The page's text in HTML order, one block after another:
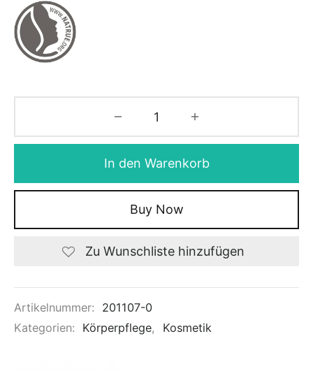
In den Warenkorb
Buy Now
Zu Wunschliste hinzufügen
Artikelnummer:
201107-0
Kategorien:
Körperpflege, Kosmetik